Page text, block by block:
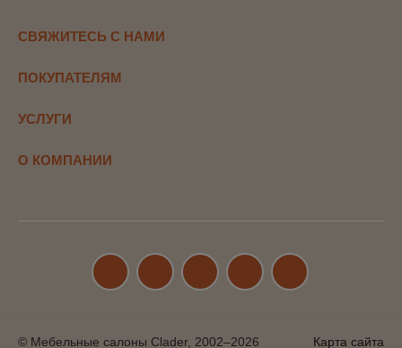
СВЯЖИТЕСЬ С НАМИ
ПОКУПАТЕЛЯМ
УСЛУГИ
О КОМПАНИИ
© Мебельные салоны Clader, 2002–2026 Карта сайта